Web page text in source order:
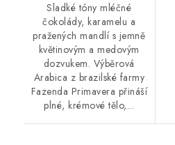
Sladké tóny mléčné
čokolády, karamelu a
pražených mandlí s jemně
květinovým a medovým
dozvukem. Výběrová
Arabica z brazilské farmy
Fazenda Primavera přináší
plné, krémové tělo,...